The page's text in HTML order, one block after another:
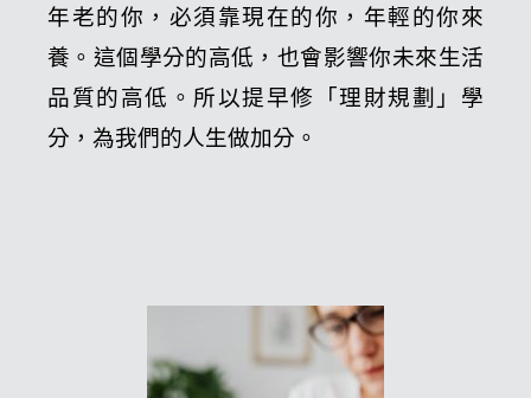
年老的你，必須靠現在的你，年輕的你來
養。這個學分的高低，也會影響你未來生活
品質的高低。所以提早修「理財規劃」學
分，為我們的人生做加分。